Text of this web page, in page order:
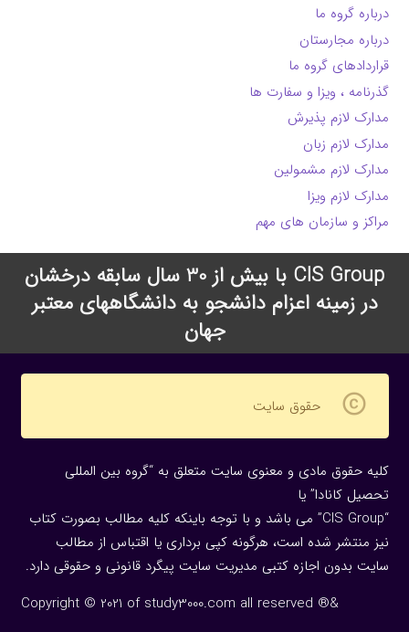
درباره گروه ما
درباره مجارستان
قراردادهای گروه ما
گذرنامه ، ویزا و سفارت ها
مدارک لازم پذیرش
مدارک لازم زبان
مدارک لازم مشمولین
مدارک لازم ویزا
مراکز و سازمان های مهم
CIS Group با بیش از 30 سال سابقه درخشان
در زمینه اعزام دانشجو به دانشگاههای معتبر
جهان
copyright حقوق سایت
کلیه حقوق مادی و معنوی سایت متعلق به “گروه بین المللی
تحصیل کانادا” یا
“CIS Group” می باشد و با توجه باینکه کلیه مطالب بصورت کتاب
نیز منتشر شده است، هرگونه كپی برداری یا اقتباس از مطالب
سایت بدون اجازه كتبی مدیریت سایت پیگرد قانونی و حقوقی دارد.
Copyright © 2021 of study3000.com all reserved ®&